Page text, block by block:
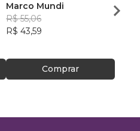
Marco Mundi
R$ 55,06
R$ 43,59
Comprar
Aldo